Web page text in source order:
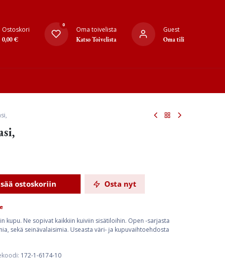
Ostoskori
0,00€
0
Oma toivelista
Katso Toivelista
Guest
Oma tili
ostoskoriin Osta nyt
kupu. Ne sopivat kaikkiin kuiviin sisätiloihin. Open -sarjasta
sekä seinävalaisimia. Useasta väri- ja kupuvaihtoehdosta
172-1-6174-10